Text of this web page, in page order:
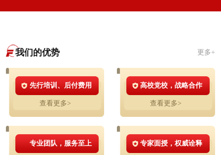
我们的优势 更多+
先行培训、后付费用
查看更多>
高校党校，战略合作
查看更多>
专业团队，服务至上 专家面授，权威诠释